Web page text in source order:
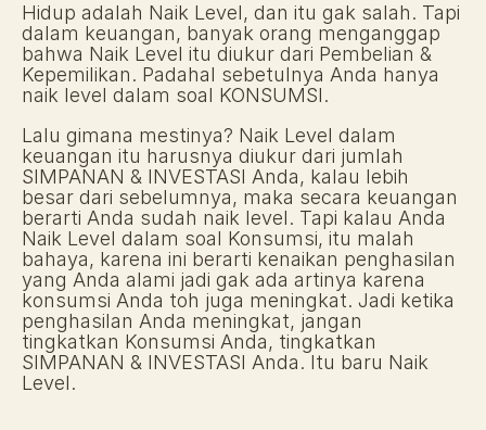
Hidup adalah Naik Level, dan itu gak salah. Tapi
dalam keuangan, banyak orang menganggap
bahwa Naik Level itu diukur dari Pembelian &
Kepemilikan. Padahal sebetulnya Anda hanya
naik level dalam soal KONSUMSI.
Lalu gimana mestinya? Naik Level dalam
keuangan itu harusnya diukur dari jumlah
SIMPANAN & INVESTASI Anda, kalau lebih
besar dari sebelumnya, maka secara keuangan
berarti Anda sudah naik level. Tapi kalau Anda
Naik Level dalam soal Konsumsi, itu malah
bahaya, karena ini berarti kenaikan penghasilan
yang Anda alami jadi gak ada artinya karena
konsumsi Anda toh juga meningkat. Jadi ketika
penghasilan Anda meningkat, jangan
tingkatkan Konsumsi Anda, tingkatkan
SIMPANAN & INVESTASI Anda. Itu baru Naik
Level.